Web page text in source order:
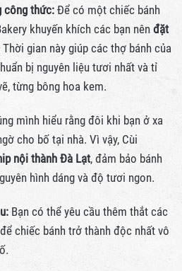
công thức: Để có một chiếc bánh
khuyến khích các bạn nên đặt
Thời gian này giúp các thợ bánh của
bị nguyên liệu tươi nhất và tỉ
từng bông hoa kem.
mình hiểu rằng đôi khi bạn ở xa
cho bố tại nhà. Vì vậy, Cùi
nội thành Đà Lạt, đảm bảo bánh
hình dáng và độ tươi ngon.
Bạn có thể yêu cầu thêm thắt các
chiếc bánh trở thành độc nhất vô